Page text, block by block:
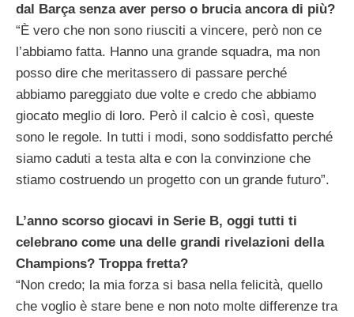
dal Barça senza aver perso o brucia ancora di più?
“È vero che non sono riusciti a vincere, però non ce
l’abbiamo fatta. Hanno una grande squadra, ma non
posso dire che meritassero di passare perché
abbiamo pareggiato due volte e credo che abbiamo
giocato meglio di loro. Però il calcio è così, queste
sono le regole. In tutti i modi, sono soddisfatto perché
siamo caduti a testa alta e con la convinzione che
stiamo costruendo un progetto con un grande futuro”.
L’anno scorso giocavi in Serie B, oggi tutti ti
celebrano come una delle grandi rivelazioni della
Champions? Troppa fretta?
“Non credo; la mia forza si basa nella felicità, quello
che voglio è stare bene e non noto molte differenze tra